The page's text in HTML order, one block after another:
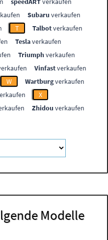
Subaru verkaufen
T Talbotverkaufen
Teslaverkaufen
Triumphverkaufen
Vinfastverkaufen
W Wartburgverkaufen
X
Zhidou verkaufen
Modelle